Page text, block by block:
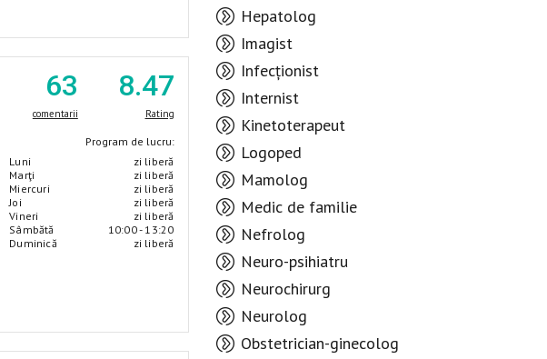
63
comentarii
8.47
Rating
Program de lucru:
Luni
Marţi
Miercuri
Joi
Vineri
Sâmbătă
Duminică
zi liberă
zi liberă
zi liberă
zi liberă
zi liberă
10:00 - 13:20
zi liberă
Hepatolog
Imagist
Infecționist
Internist
Kinetoterapeut
Logoped
Mamolog
Medic de familie
Nefrolog
Neuro-psihiatru
Neurochirurg
Neurolog
Obstetrician-ginecolog